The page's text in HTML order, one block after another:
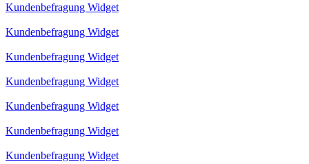
Kundenbefragung Widget
Kundenbefragung Widget
Kundenbefragung Widget
Kundenbefragung Widget
Kundenbefragung Widget
Kundenbefragung Widget
Kundenbefragung Widget